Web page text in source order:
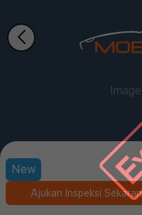
New
Ajukan Inspeksi